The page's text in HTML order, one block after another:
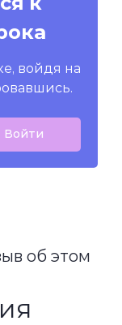
войдя на
Войти
об этом